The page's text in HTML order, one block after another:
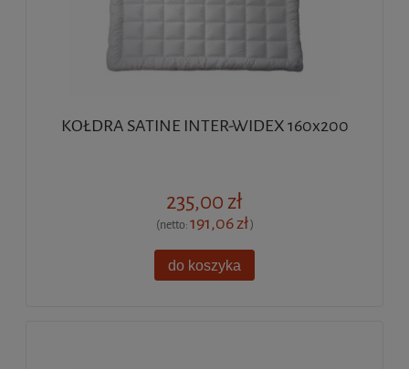
KOŁDRA SATINE INTER-WIDEX 160x200
235,00 zł
(netto:191,06 zł)
do koszyka